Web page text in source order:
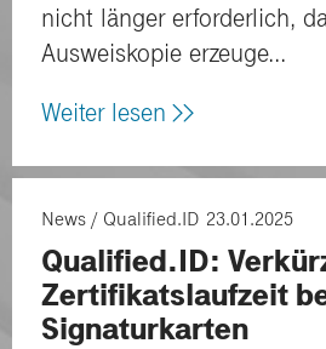
nicht länger erforderlich,
Ausweiskopie erzeuge...
Weiter lesen
News Qualified.ID 23.01.2025
Qualified.ID:
Zertifikatslaufzeit
Signaturkarten